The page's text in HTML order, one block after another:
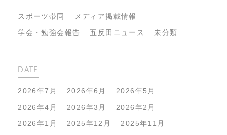
スポーツ帯同
メディア掲載情報
学会・勉強会報告
五反田ニュース 未分類
DATE
2026年7月 2026年6月
2026年5月
2026年4月
2026年3月
2026年2月
2026年1月
2025年12月
2025年11月